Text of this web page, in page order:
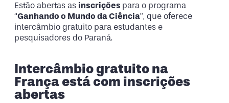
Estão abertas as inscrições para o programa
“Ganhando o Mundo da Ciência”, que oferece
intercâmbio gratuito para estudantes e
pesquisadores do Paraná.
Intercâmbio gratuito na
França está com inscrições
abertas